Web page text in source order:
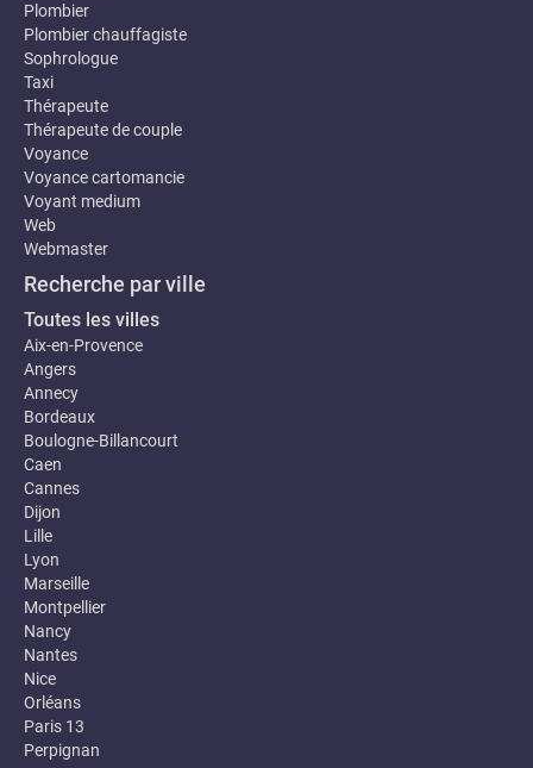
Plombier
Plombier chauffagiste
Sophrologue
Taxi
Thérapeute
Thérapeute de couple
Voyance
Voyance cartomancie
Voyant medium
Web
Webmaster
Recherche par ville
Toutes les villes
Aix-en-Provence
Angers
Annecy
Bordeaux
Boulogne-Billancourt
Caen
Cannes
Dijon
Lille
Lyon
Marseille
Montpellier
Nancy
Nantes
Nice
Orléans
Paris 13
Perpignan